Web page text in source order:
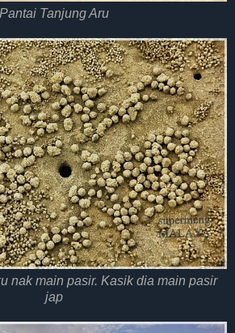
Pantai Tanjung Aru
nak main pasir. Kasik dia main pasir
jap